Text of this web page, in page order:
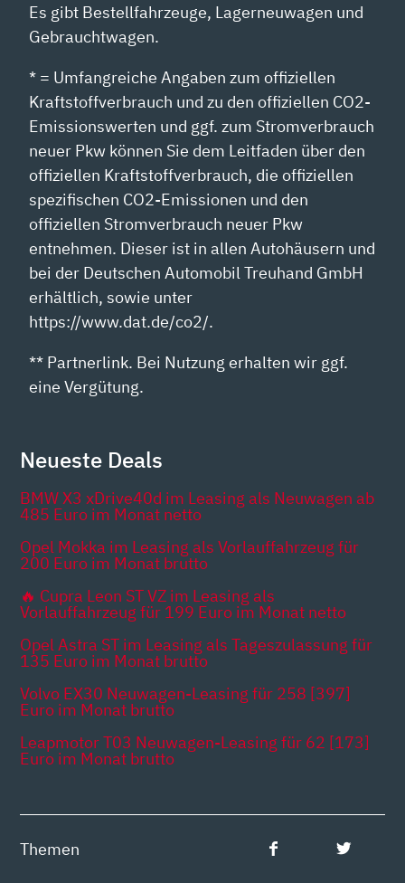
Es gibt Bestellfahrzeuge, Lagerneuwagen und
Gebrauchtwagen.
* = Umfangreiche Angaben zum offiziellen
Kraftstoffverbrauch und zu den offiziellen CO2-
Emissionswerten und ggf. zum Stromverbrauch
neuer Pkw können Sie dem Leitfaden über den
offiziellen Kraftstoffverbrauch, die offiziellen
spezifischen CO2-Emissionen und den
offiziellen Stromverbrauch neuer Pkw
entnehmen. Dieser ist in allen Autohäusern und
bei der Deutschen Automobil Treuhand GmbH
erhältlich, sowie unter
https://www.dat.de/co2/.
** Partnerlink. Bei Nutzung erhalten wir ggf.
eine Vergütung.
Neueste Deals
BMW X3 xDrive40d im Leasing als Neuwagen ab
485 Euro im Monat netto
Opel Mokka im Leasing als Vorlauffahrzeug für
200 Euro im Monat brutto
🔥 Cupra Leon ST VZ im Leasing als
Vorlauffahrzeug für 199 Euro im Monat netto
Opel Astra ST im Leasing als Tageszulassung für
135 Euro im Monat brutto
Volvo EX30 Neuwagen-Leasing für 258 [397]
Euro im Monat brutto
Leapmotor T03 Neuwagen-Leasing für 62 [173]
Euro im Monat brutto
Themen